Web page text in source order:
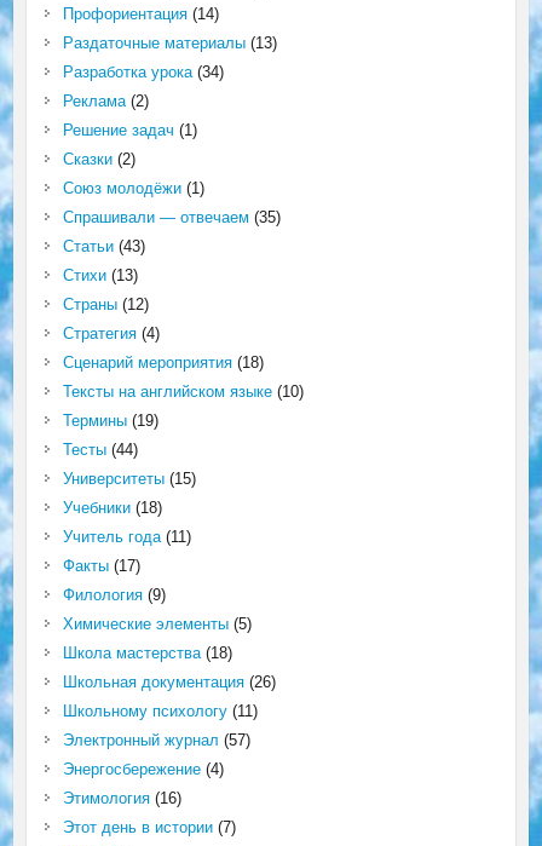
Профориентация(14)
Раздаточные материалы(13)
Разработка урока(34)
Реклама(2)
Решение задач (1)
Сказки(2)
Союз молодёжи(1)
Спрашивали — отвечаем (35)
Статьи(43)
Стихи(13)
Страны(12)
Стратегия(4)
Сценарий мероприятия(18)
Тексты на английском языке(10)
Термины(19)
Тесты(44)
Университеты(15)
Учебники(18)
Учитель года(11)
Факты(17)
Филология(9)
Химические элементы(5)
Школа мастерства(18)
Школьная документация(26)
Школьному психологу(11)
Электронный журнал (57)
Энергосбережение(4)
Этимология(16)
Этот день в истории(7)